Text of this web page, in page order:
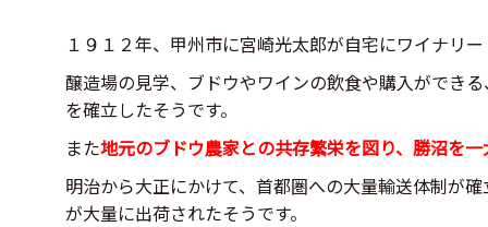
１９１２年、甲州市に宮崎光太郎が自宅にワイナリ
醸造場の見学、ブドウやワインの飲食や購入ができ
を確立したそうです。
また地元のブドウ農家との共存繁栄を図り、勝沼を
明治から大正にかけて、首都圏への大量輸送体制が
が大量に出荷されたそうです。